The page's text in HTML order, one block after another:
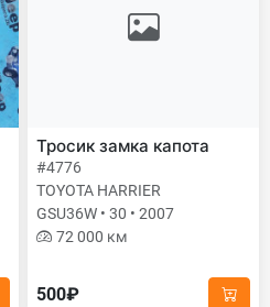
Тросик замка капота
#4776
TOYOTA HARRIER
GSU36W • 30 • 2007
72 000 км
500₽